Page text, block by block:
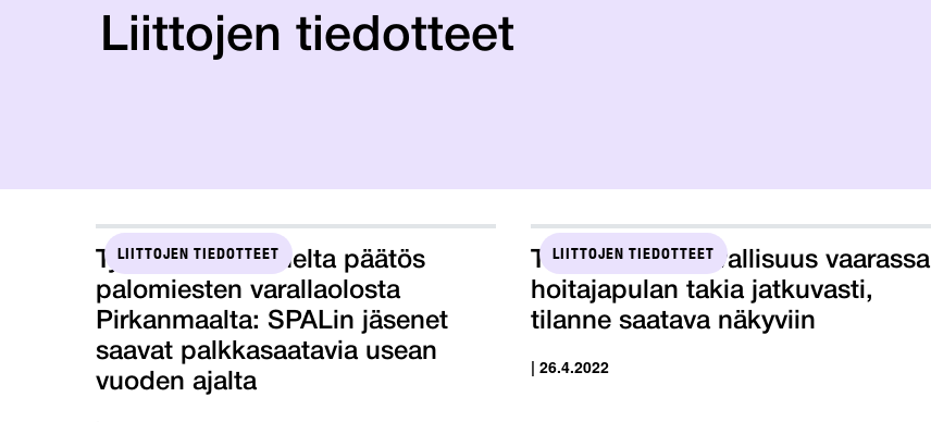
Liittojen tiedotteet
LIITTOJEN TIEDOTTEET
Työtuomioistuimelta päätös
palomiesten varallaolosta
Pirkanmaalta: SPALin jäsenet
saavat palkkasaatavia usean
vuoden ajalta
LIITTOJEN TIEDOTTEET
Tehy: Potilasturvallisuus vaarassa
hoitajapulan takia jatkuvasti,
tilanne saatava näkyviin
| 26.4.2022